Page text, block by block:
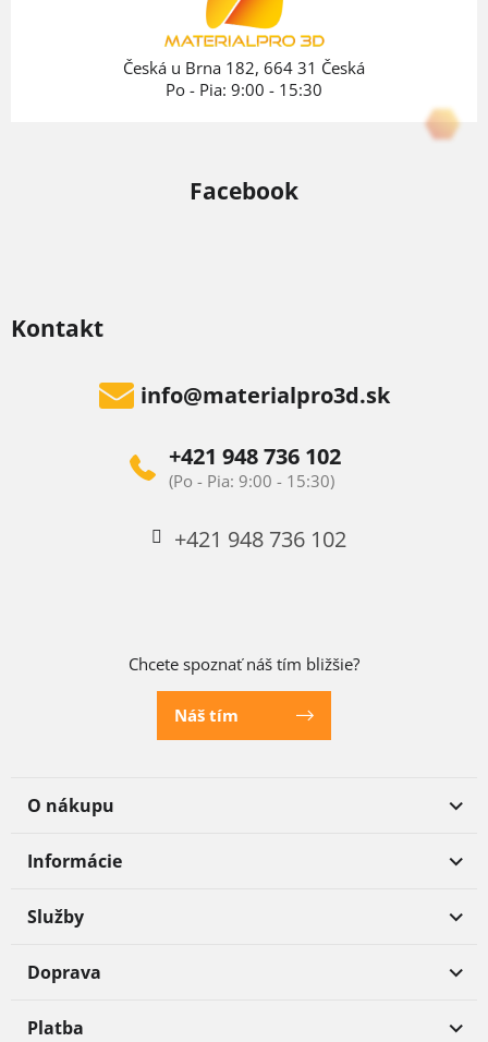
Kontakt
info@materialpro3d.sk
+421 948 736 102
+421 948 736 102
Chcete spoznať náš tím bližšie?
Náš tím
O nákupu
Informácie
Služby
Česká u Brna 182, 664 31 Česká
Po - Pia: 9:00 - 15:30
Facebook
Doprava
Platba